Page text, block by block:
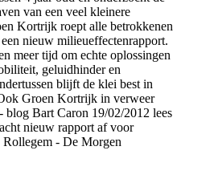
van een veel kleinere
Kortrijk roept alle betrokkenen
nieuw milieueffectenrapport.
meer tijd om echte oplossingen
geluidhinder en
blijft de klei best in
Groen Kortrijk in verweer
blog Bart Caron 19/02/2012 lees
nieuw rapport af voor
- De Morgen